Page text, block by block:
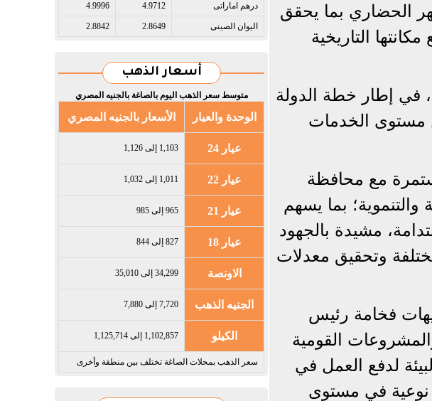
الحضاري بما يحقق
التاريخية
في إطار خطة الدولة
مستوى الخدمات
مع محافظة
والتنموية؛ بما يسهم
مشيدة بالجهود
وتحقيق معدلات
فخامة رئيس
القومية
لدفع العمل في
نوعية في مستوى
درهم اماراتى​ 4.9712
4.9996
اليوان الصينى​ 2.8649
2.8842
أسعار الذهب
متوسط سعر الذهب اليوم بالصاغة بالجنيه المصري
الوحدة والعيار الأسعار بالجنيه المصري
عيار 24 1,103 إلى 1,126
عيار 22 1,011 إلى 1,032
عيار 21 965 إلى 985
عيار 18 827 إلى 844
الاونصة 34,299 إلى 35,010
الجنيه الذهب 7,720 إلى 7,880
الكيلو 1,102,857 إلى 1,125,714
سعر الذهب بمحلات الصاغة تختلف بين منطقة وأخرى